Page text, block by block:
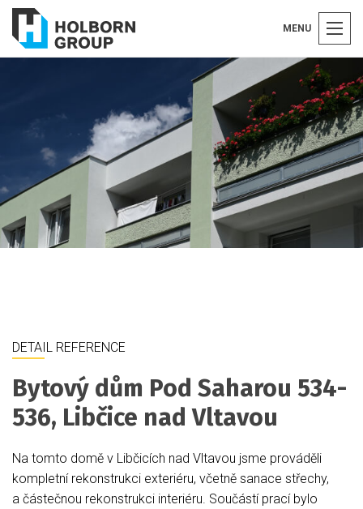
MENU
DETAIL REFERENCE
Bytový dům Pod Saharou 534-
536, Libčice nad Vltavou
Na tomto domě v Libčicích nad Vltavou jsme prováděli
kompletní rekonstrukci exteriéru, včetně sanace střechy,
a částečnou rekonstrukci interiéru. Součástí prací bylo